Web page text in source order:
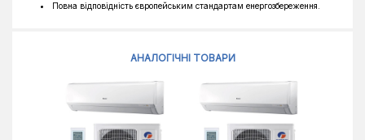
Повна відповідність європейським стандартам енергозбереження.
АНАЛОГІЧНІ ТОВАРИ